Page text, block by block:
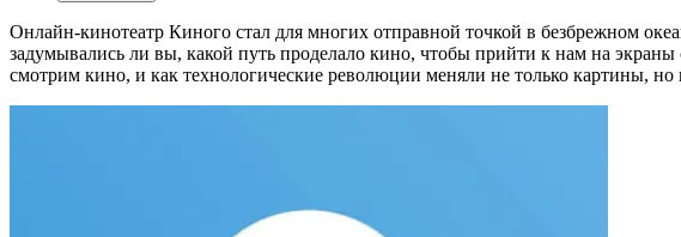
Онлайн-кинотеатр Киного стал для многих отправной точкой в безбрежном
задумывались ли вы, какой путь проделало кино, чтобы прийти к нам на
смотрим кино, и как технологические революции меняли не только картины, но